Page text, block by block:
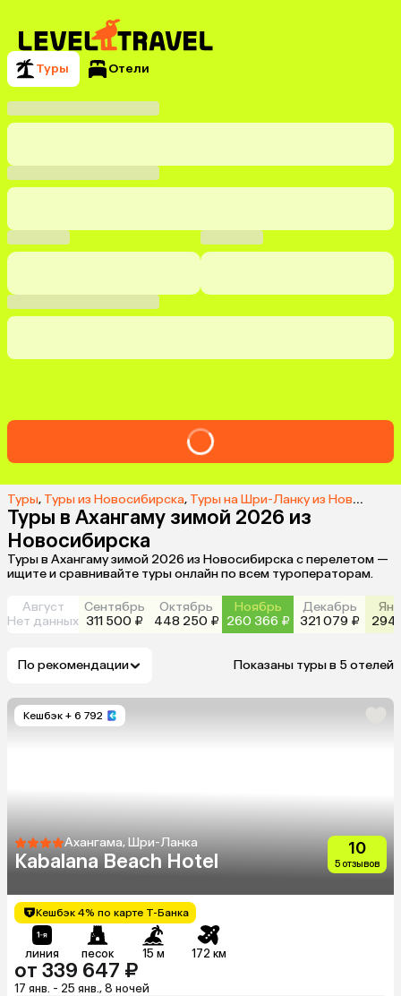
Туры Отели
Туры, Туры из Новосибирска, Туры на Шри-Ланку из Новосибирска
Туры в Ахангаму зимой 2026 из
Новосибирска
Туры в Ахангаму зимой 2026 из Новосибирска с перелетом —
ищите и сравнивайте туры онлайн по всем туроператорам.
Август
Нет данных
Сентябрь
311 500 ₽
Октябрь
448 250 ₽
Ноябрь
260 366 ₽
Декабрь
321 079 ₽
294
По рекомендации Показаны туры в 5 отелей
Кешбэк + 6 792
Ахангама, Шри-Ланка
Kabalana Beach Hotel
10
5 отзывов
Кешбэк 4% по карте Т-Банка
линия песок 15 м 172 км
от 339 647 ₽
17 янв. - 25 янв., 8 ночей